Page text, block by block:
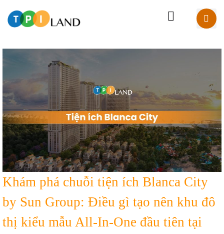
Khám phá chuỗi tiện ích Blanca City
by Sun Group: Điều gì tạo nên khu đô
thị kiểu mẫu All-In-One đầu tiên tại